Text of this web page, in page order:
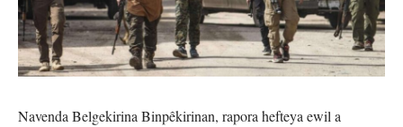
Navenda Belgekirina Binpêkirinan, rapora hefteya ewil a